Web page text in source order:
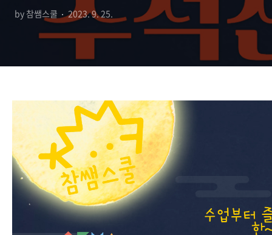
by 참쌤스쿨 2023. 9. 25.